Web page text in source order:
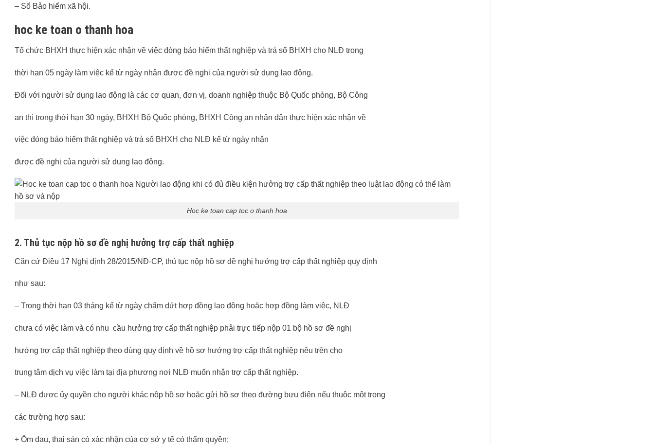
– Sổ Bảo hiểm xã hội.
hoc ke toan o thanh hoa
Tổ chức BHXH thực hiện xác nhận về việc đóng bảo hiểm thất nghiệp và trả sổ BHXH cho NLĐ trong
thời hạn 05 ngày làm việc kể từ ngày nhận được đề nghị của người sử dụng lao động.
Đối với người sử dụng lao động là các cơ quan, đơn vị, doanh nghiệp thuộc Bộ Quốc phòng, Bộ Công
an thì trong thời hạn 30 ngày, BHXH Bộ Quốc phòng, BHXH Công an nhân dân thực hiện xác nhận về
việc đóng bảo hiểm thất nghiệp và trả sổ BHXH cho NLĐ kể từ ngày nhận
được đề nghị của người sử dụng lao động.
Hoc ke toan cap toc o thanh hoa
2. Thủ tục nộp hồ sơ đề nghị hưởng trợ cấp thất nghiệp
Căn cứ Điều 17 Nghị định 28/2015/NĐ-CP, thủ tục nộp hồ sơ đề nghị hưởng trợ cấp thất nghiệp quy định
như sau:
– Trong thời hạn 03 tháng kể từ ngày chấm dứt hợp đồng lao động hoặc hợp đồng làm việc, NLĐ
chưa có việc làm và có nhu cầu hưởng trợ cấp thất nghiệp phải trực tiếp nộp 01 bộ hồ sơ đề nghị
hưởng trợ cấp thất nghiệp theo đúng quy định về hồ sơ hưởng trợ cấp thất nghiệp nêu trên cho
trung tâm dịch vụ việc làm tại địa phương nơi NLĐ muốn nhận trợ cấp thất nghiệp.
– NLĐ được ủy quyền cho người khác nộp hồ sơ hoặc gửi hồ sơ theo đường bưu điện nếu thuộc một trong
các trường hợp sau:
+ Ốm đau, thai sản có xác nhận của cơ sở y tế có thẩm quyền;